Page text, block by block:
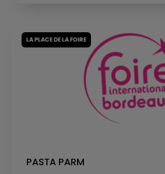
LA PLACE DE LA FOIRE
PASTA PARM